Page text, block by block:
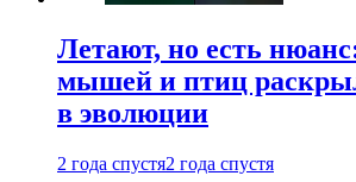
Летают, но есть
мышей и птиц
в эволюции
2 года спустя2 года спустя